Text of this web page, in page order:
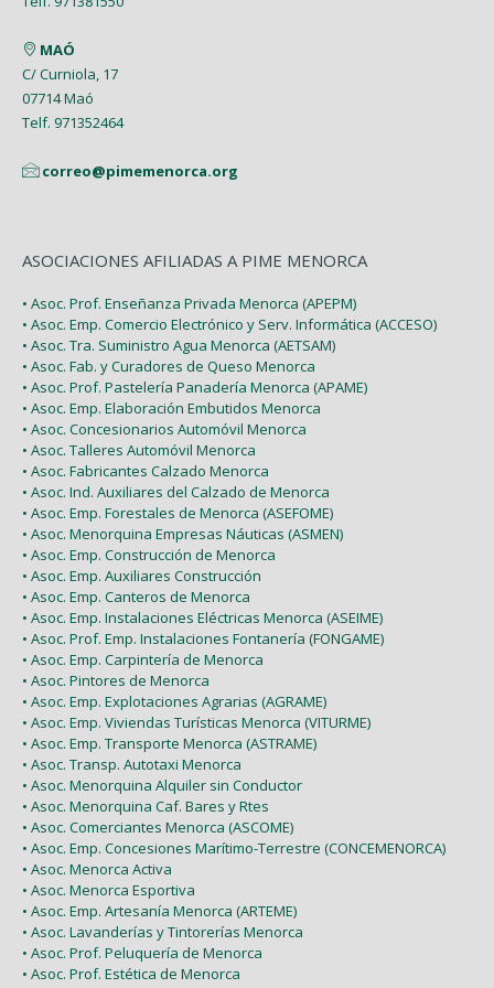
MAÓ
C/ Curniola, 17
07714 Maó
Telf. 971352464
correo@pimemenorca.org
ASOCIACIONES AFILIADAS A PIME MENORCA
• Asoc. Prof. Enseñanza Privada Menorca (APEPM)
• Asoc. Emp. Comercio Electrónico y Serv. Informática (ACCESO)
• Asoc. Tra. Suministro Agua Menorca (AETSAM)
• Asoc. Fab. y Curadores de Queso Menorca
• Asoc. Prof. Pastelería Panadería Menorca (APAME)
• Asoc. Emp. Elaboración Embutidos Menorca
• Asoc. Concesionarios Automóvil Menorca
• Asoc. Talleres Automóvil Menorca
• Asoc. Fabricantes Calzado Menorca
• Asoc. Ind. Auxiliares del Calzado de Menorca
• Asoc. Emp. Forestales de Menorca (ASEFOME)
• Asoc. Menorquina Empresas Náuticas (ASMEN)
• Asoc. Emp. Construcción de Menorca
• Asoc. Emp. Auxiliares Construcción
• Asoc. Emp. Canteros de Menorca
• Asoc. Emp. Instalaciones Eléctricas Menorca (ASEIME)
• Asoc. Prof. Emp. Instalaciones Fontanería (FONGAME)
• Asoc. Emp. Carpintería de Menorca
• Asoc. Pintores de Menorca
• Asoc. Emp. Explotaciones Agrarias (AGRAME)
• Asoc. Emp. Viviendas Turísticas Menorca (VITURME)
• Asoc. Emp. Transporte Menorca (ASTRAME)
• Asoc. Transp. Autotaxi Menorca
• Asoc. Menorquina Alquiler sin Conductor
• Asoc. Menorquina Caf. Bares y Rtes
• Asoc. Comerciantes Menorca (ASCOME)
• Asoc. Emp. Concesiones Marítimo-Terrestre (CONCEMENORCA)
• Asoc. Menorca Activa
• Asoc. Menorca Esportiva
• Asoc. Emp. Artesanía Menorca (ARTEME)
• Asoc. Lavanderías y Tintorerías Menorca
• Asoc. Prof. Peluquería de Menorca
• Asoc. Prof. Estética de Menorca